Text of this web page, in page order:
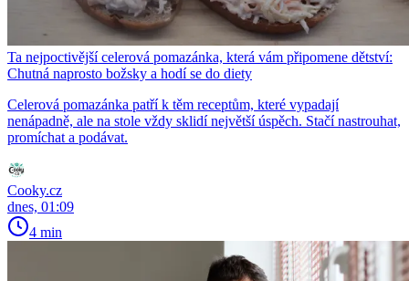
Ta nejpoctivější celerová pomazánka, která vám připomene dětství:
Chutná naprosto božsky a hodí se do diety
Celerová pomazánka patří k těm receptům, které vypadají
nenápadně, ale na stole vždy sklidí největší úspěch. Stačí nastrouhat,
promíchat a podávat.
Cooky.cz
dnes, 01:09
4 min